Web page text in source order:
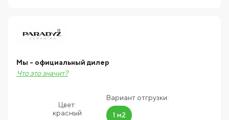
Цвет:
красный
Вариант отгрузки:
1 м2
Мы - официальный дилер
Что это значит?